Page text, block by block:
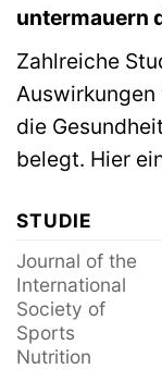
untermauern
Zahlreiche
die
belegt. Hier
STUDIE
Journal of the
International
Society of
Sports
Nutrition